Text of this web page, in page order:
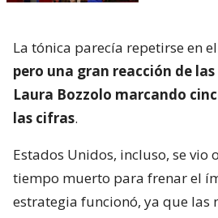
La tónica parecía repetirse en
pero una gran reacción de
Laura Bozzolo marcando
las cifras.
Estados Unidos, incluso, se
tiempo muerto para frenar el
estrategia funcionó, ya que las